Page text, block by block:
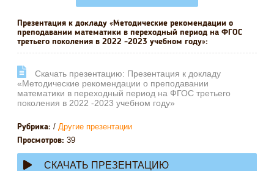
ОНЛАЙН
Презентация к докладу «Методические рекомендации о
преподавании математики в переходный период на ФГОС
третьего поколения в 2022 -2023 учебном году»:
Cкачать презентацию: Презентация к докладу
«Методические рекомендации о преподавании
математики в переходный период на ФГОС третьего
поколения в 2022 -2023 учебном году»
Рубрика: / Другие презентации
Просмотров: 39
СКАЧАТЬ ПРЕЗЕНТАЦИЮ